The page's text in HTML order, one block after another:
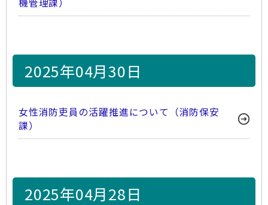
2025年04月30日
女性消防吏員の活躍推進について（消防保安
課）
2025年04月28日